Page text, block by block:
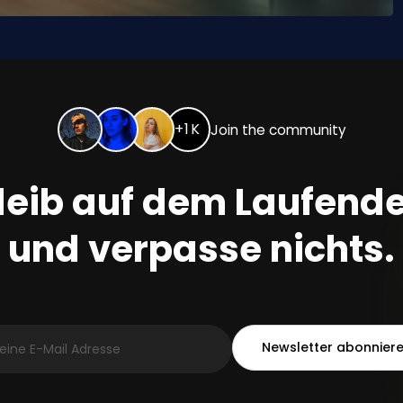
+1K Join the community
auf dem
und verpasse nichts.